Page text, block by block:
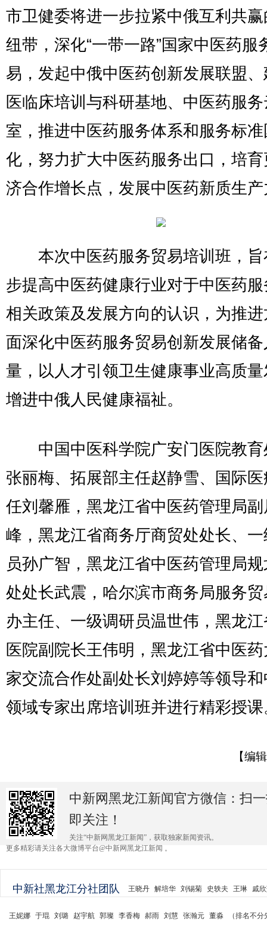
市卫健委将进一步拉紧中俄互利共
纽带，深化“一带一路”国家中医药服
易，发起中俄中医药创新发展联盟
医临床培训与科研基地、中医药服
室，推进中医药服务体系和服务标
化，努力扩大中医药服务出口，培
济合作增长点，发展中医药新质生
本次中医药服务贸易培训班，旨
步提高中医药健康行业对于中医药
相关政策及发展方向的认识，为推
面深化中医药服务贸易创新发展储
量，以人才引领卫生健康事业高质
增进中俄人民健康福祉。
中国中医科学院广安门医院教育
张丽梅、拓展部主任赵静雪、国际
任刘馨雁，黑龙江省中医药管理局
峰，黑龙江省商务厅商贸处处长、
员孙广智，黑龙江省中医药管理局
处处长武震，哈尔滨市商务局服务
办主任、一级调研员温世伟，黑龙
医院副院长王伟明，黑龙江省中医
家交流合作处副处长刘婷婷等领导
领域专家出席培训班并进行精彩授
【编
中新网黑龙江新闻官方微信：扫
即关注！
关注“中新网黑龙江新闻”，获取独家新闻资讯。
更多精彩请关注各大微博平台@中新网黑龙江新闻 。
中新社黑龙江分社团队 王晓丹 解培华 刘锡菊 史轶夫 王琳 戚
王妮娜 于琨 刘璐 赵宇航 郭璨 李香梅 郝雨 刘慧 张瀚元 董淼 （排名不